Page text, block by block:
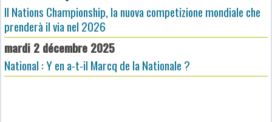
Il Nations Championship, la nuova competizione mondiale che
prenderà il via nel 2026
mardi 2 décembre 2025
National : Y en a-t-il Marcq de la Nationale ?